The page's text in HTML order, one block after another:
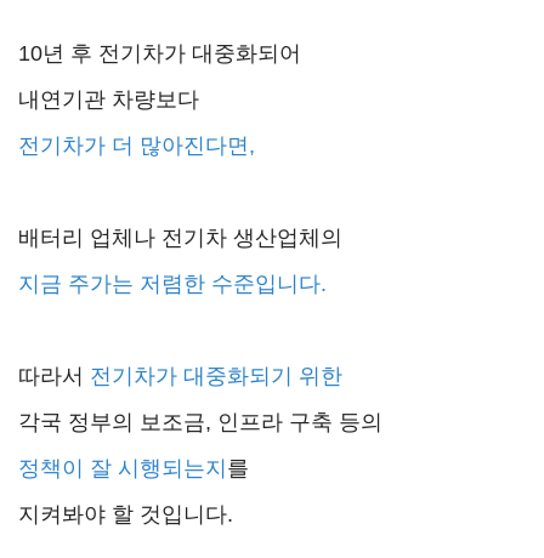
10년 후 전기차가 대중화되어
내연기관 차량보다
전기차가 더 많아진다면,
배터리 업체나 전기차 생산업체의
지금 주가는 저렴한 수준입니다.
따라서 전기차가 대중화되기 위한
각국 정부의 보조금, 인프라 구축 등의
정책이 잘 시행되는지 를
지켜봐야 할 것입니다.